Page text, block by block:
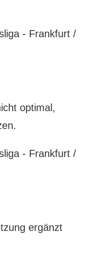
optimal,
ergänzt